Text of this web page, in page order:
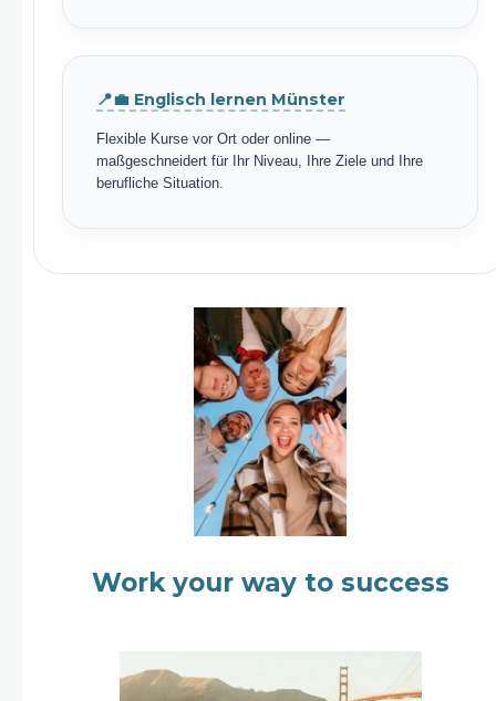
📍💼 Englisch lernen Münster
Flexible Kurse vor Ort oder online —
maßgeschneidert für Ihr Niveau, Ihre Ziele und Ihre
berufliche Situation.
Work your way to success